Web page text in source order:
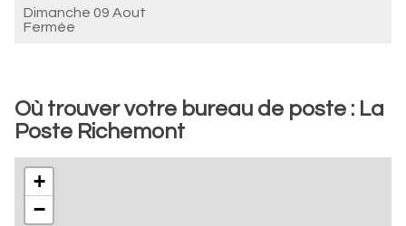
Dimanche 09 Aout
Fermée
Où trouver votre bureau de poste : La
Poste Richemont
+
−